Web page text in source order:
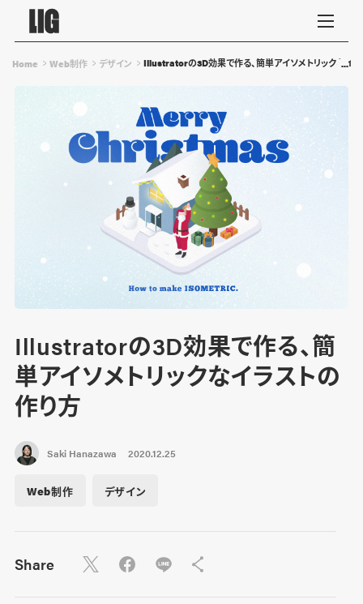
Home Web制作 デザイン Illustratorの3D効果で作る、簡単アイソメトリックなイラ
Illustratorの3D効果で作る、簡
単アイソメトリックなイラストの
作り方
Saki Hanazawa 2020.12.25
Web制作 デザイン
Share